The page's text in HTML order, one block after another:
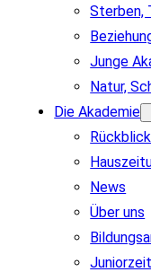
Sterben,
Junge
Natur,
Die Akademie
News
Über uns
Juniorzeit